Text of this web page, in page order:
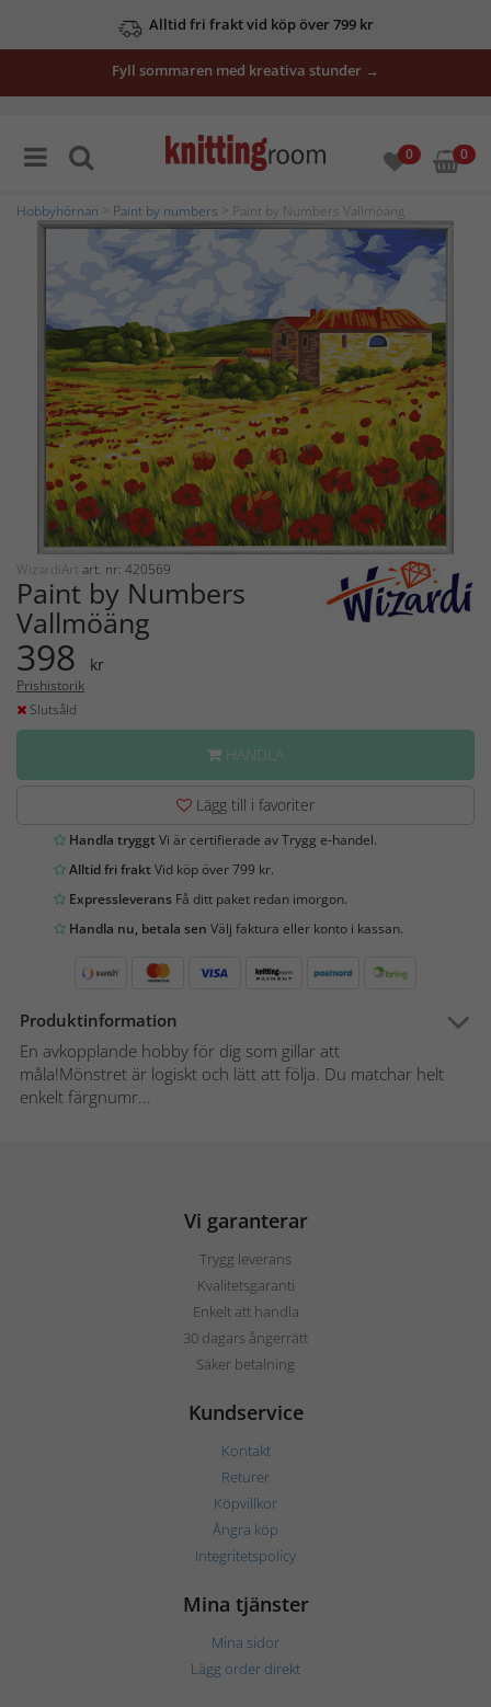
Alltid fri frakt vid köp över 799 kr
Fyll sommaren med kreativa stunder →
0 0
Hobbyhörnan Paint by numbers > Paint by Numbers Vallmöäng
WizardiArt art. nr: 420569
Paint by Numbers
Vallmöäng
398 kr
Prishistorik
Slutsåld
HANDLA
Lägg till i favoriter
Handla tryggtVi är certifierade av Trygg e-handel.
Alltid fri fraktVid köp över 799 kr.
Expressleverans Få ditt paket redan imorgon.
Handla nu, betala sen Välj faktura eller konto i kassan.
Produktinformation
En avkopplande hobby för dig som gillar att
måla!Mönstret är logiskt och lätt att följa. Du matchar helt
enkelt färgnumr...
Vi garanterar
Trygg leverans
Kvalitetsgaranti
Enkelt att handla
30 dagars ångerrätt
Säker betalning
Kundservice
Kontakt
Returer
Köpvillkor
Ångra köp
Integritetspolicy
Mina tjänster
Mina sidor
Lägg order direkt